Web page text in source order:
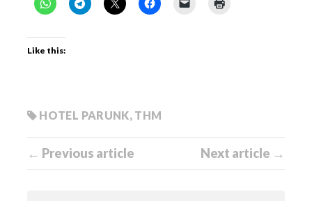
Like this:
HOTEL PARUNK, THM
← Previous article Next article →